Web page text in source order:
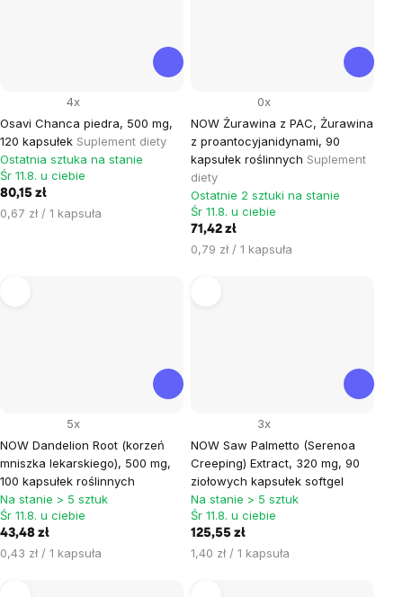
Osavi Chanca piedra, 500 mg,
120 kapsułek Suplement diety
4x
Ostatnia sztuka na stanie
Śr 11.8. u ciebie
80,15 zł
Cena
0,67 zł / 1 kapsuła
NOW Żurawina z PAC, Żurawina
z proantocyjanidynami, 90
kapsułek roślinnych Suplement
diety
0x
Ostatnie 2 sztuki na stanie
Śr 11.8. u ciebie
71,42 zł
Cena
0,79 zł / 1 kapsuła
NOW Dandelion Root (korzeń
mniszka lekarskiego), 500 mg,
100 kapsułek roślinnych
5x
Na stanie > 5 sztuk
Śr 11.8. u ciebie
43,48 zł
Cena
0,43 zł / 1 kapsuła
NOW Saw Palmetto (Serenoa
Creeping) Extract, 320 mg, 90
ziołowych kapsułek softgel
3x
Na stanie > 5 sztuk
Śr 11.8. u ciebie
125,55 zł
Cena
1,40 zł / 1 kapsuła